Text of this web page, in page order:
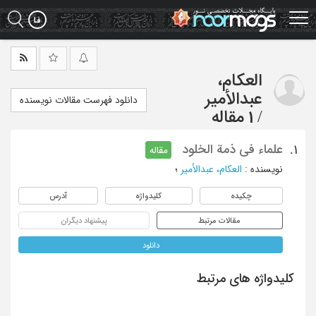
Skip
to
main
العکام،
عبدالأمیر
/ 1 مقاله
دانلود فهرست مقالات نویسنده
1. علماء فی ذمة الخلود
مقاله
نویسنده : العکام، عبدالأمیر ؛
چکیده کلیدواژه آدرس
مقالات مرتبط پیشنهاد دیگران
دانلود
کلیدواژه های مرتبط